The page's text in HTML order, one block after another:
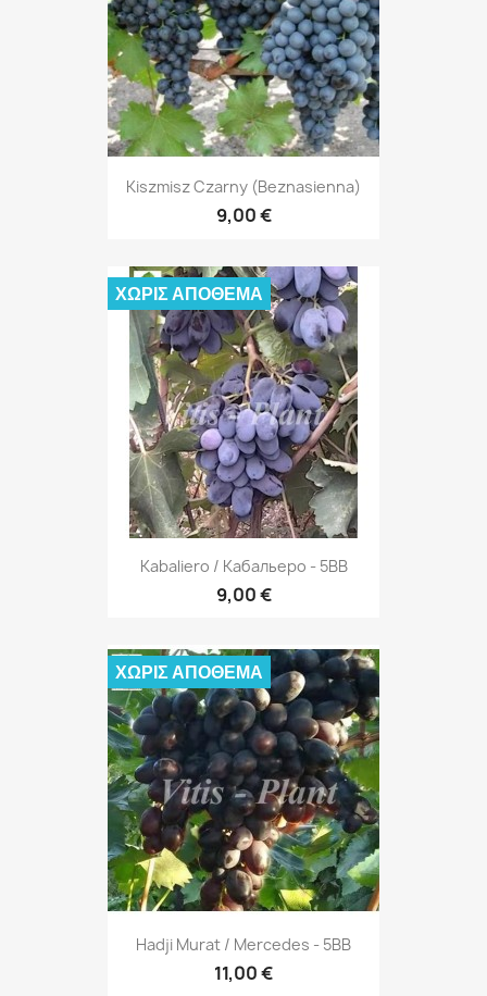
Kiszmisz Czarny (beznasienna)
9,00 €
Kabaliero / Кабальеро - 5BB
9,00 €
ΧΩΡΊΣ ΑΠΌΘΕΜΑ
Hadji Murat / Mercedes - 5BB
11,00 €
ΧΩΡΊΣ ΑΠΌΘΕΜΑ